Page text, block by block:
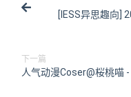
[IESS异思趣向]
下一篇
人气动漫Coser@桜桃喵